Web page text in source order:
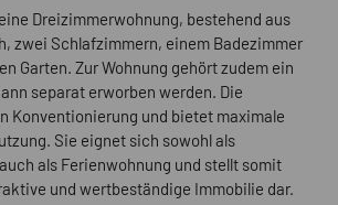
Dreizimmerwohnung, bestehend aus
zwei Schlafzimmern, einem Badezimmer
Garten. Zur Wohnung gehört zudem ein
separat erworben werden. Die
Konventionierung und bietet maximale
Sie eignet sich sowohl als
als Ferienwohnung und stellt somit
und wertbeständige Immobilie dar.